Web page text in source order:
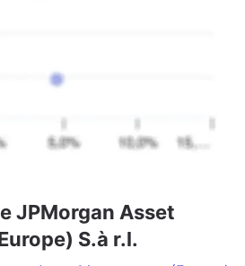
JPMorgan Asset
S.à r.l.